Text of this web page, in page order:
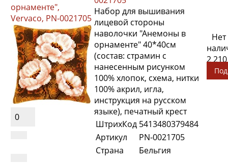
орнаменте",
Vervaco, PN-0021705
0
Набор для вышивания
лицевой стороны
наволочки "Анемоны в
орнаменте" 40*40см
(состав: страмин с
нанесенным рисунком
100% хлопок, схема, нитки
100% акрил, игла,
инструкция на русском
языке), печатный крест
ШтрихКод 5413480379484
Артикул
PN-0021705
Страна
Бельгия
Нет
2